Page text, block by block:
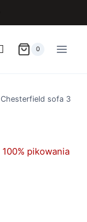
0
Chesterfield sofa 3